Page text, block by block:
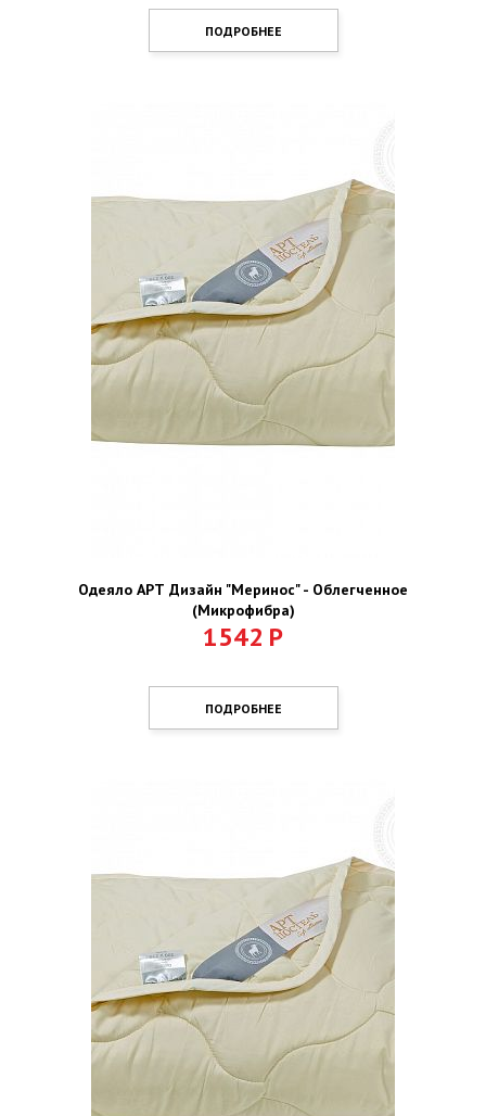
ПОДРОБНЕЕ
Одеяло АРТ Дизайн "Меринос" - Облегченное
(Микрофибра)
1542 Р
ПОДРОБНЕЕ